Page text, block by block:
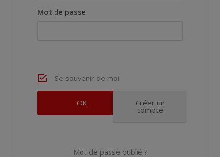
Mot de passe
Se souvenir de moi
Créer un
compte
Mot de passe oublié ?